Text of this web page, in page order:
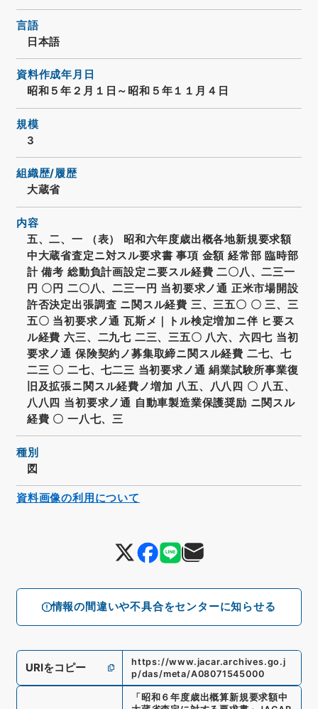
情報の間違いや不具合をセンターに知らせる
言語
日本語
資料作成年月日
昭和５年２月１日～昭和５年１１月４日
規模
3
組織歴/履歴
大蔵省
内容
五、二、一 （表） 昭和六年度歳出概各地新規要求額
中大蔵省査定ニ対スル要求書 事項 金額 経常部 臨時部
計 備考 総動負計画設定ニ要スル経費 二〇八、二三一
円 〇円 二〇八、二三一円 当初要求ノ通 正米市場開設
許否決定出張調査 ニ関スル経費 三、三五〇 〇 三、三
五〇 当初要求ノ通 瓦斯メ｜トル検定増加ニ伴 ヒ要ス
ル経費 六三、二九七 二三、三五〇 八六、六四七 当初
要求ノ通 保険契約ノ募集取締ニ関スル経費 二七、七
二三 〇 二七、七二三 当初要求ノ通 絹業試験所事業復
旧及拡張ニ関スル経費ノ増加 八五、八八四 〇 八五、
八八四 当初要求ノ通 自動車製造業保護奨励 ニ関スル
経費 〇 一八七、三
種別
図
URIをコピー
https://www.jacar.archives.go.j
p/das/meta/A08071545000
「 昭和６年度歳出概算新規要求額中
資料画像の利用について